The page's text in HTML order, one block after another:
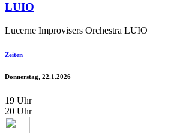
LUIO
Lucerne Improvisers Orchestra LUIO
Zeiten
Donnerstag, 22.1.2026
19 Uhr
20 Uhr